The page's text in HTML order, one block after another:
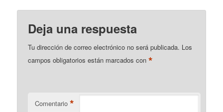
Deja una respuesta
Tu dirección de correo electrónico no será publicada. Los
campos obligatorios están marcados con*
Comentario *